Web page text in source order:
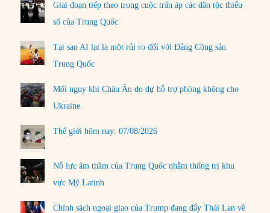
Giai đoạn tiếp theo trong cuộc trấn áp các dân tộc thiểu
số của Trung Quốc
Tại sao AI lại là một rủi ro đối với Đảng Cộng sản
Trung Quốc
Mối nguy khi Châu Âu do dự hỗ trợ phòng không cho
Ukraine
Thế giới hôm nay: 07/08/2026
Nỗ lực âm thầm của Trung Quốc nhằm thống trị khu
vực Mỹ Latinh
Chính sách ngoại giao của Trump đang đẩy Thái Lan về